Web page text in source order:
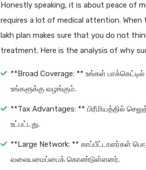
Honestly speaking, it is about peace of
requires a lot of medical attention.
lakh plan makes sure that you do not
treatment. Here is the analysis of why
**Broad Coverage: ** உங்கள்
உங்களுக்கு வழங்கும்.
**Tax Advantages: ** பிரீமியத்தில்
உட்பட்டது.
**Large Network: ** காப்பீட்டாளர்கள்
வலையமைப்பைக் கொண்டுள்ளனர்.